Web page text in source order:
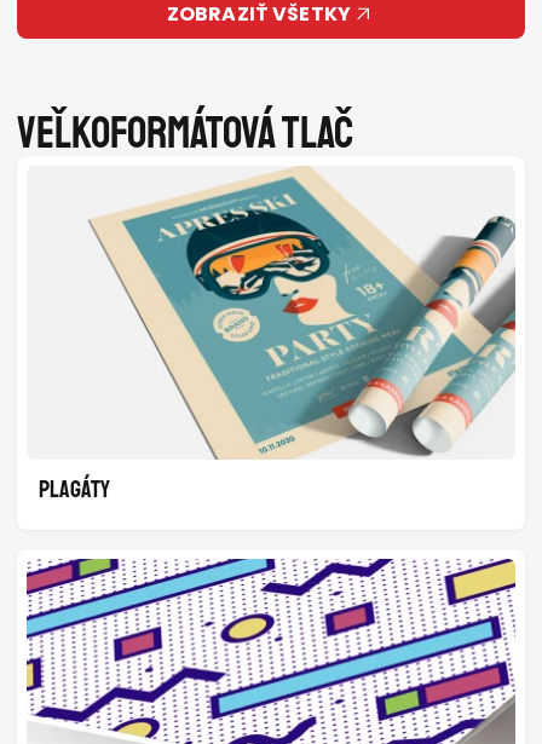
ZOBRAZIŤ VŠETKY
Veľkoformátová tlač
PLAGÁTY